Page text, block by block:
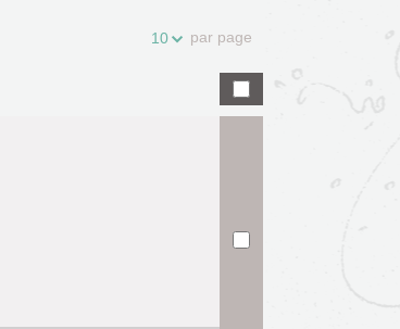
10 par page